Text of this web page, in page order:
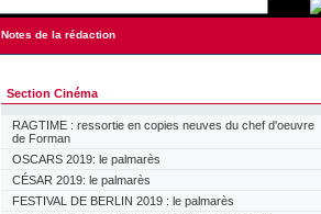
Notes de la rédaction
Section Cinéma
RAGTIME : ressortie en copies neuves du chef d'oeuvre
de Forman
OSCARS 2019: le palmarès
CÉSAR 2019: le palmarès
FESTIVAL DE BERLIN 2019 : le palmarès